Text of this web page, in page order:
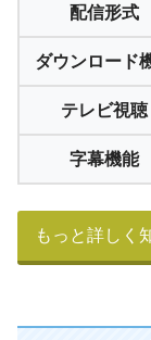
配信形式
ダウンロード
テレビ視聴
字幕機能
もっと詳しく